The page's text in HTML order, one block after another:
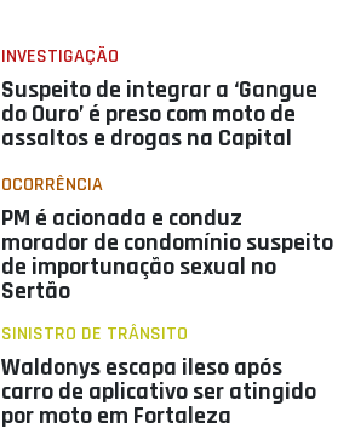
INVESTIGAÇÃO
Suspeito de integrar a ‘Gangue
do Ouro’ é preso com moto de
assaltos e drogas na Capital
OCORRÊNCIA
PM é acionada e conduz
morador de condomínio suspeito
de importunação sexual no
Sertão
SINISTRO DE TRÂNSITO
Waldonys escapa ileso após
carro de aplicativo ser atingido
por moto em Fortaleza